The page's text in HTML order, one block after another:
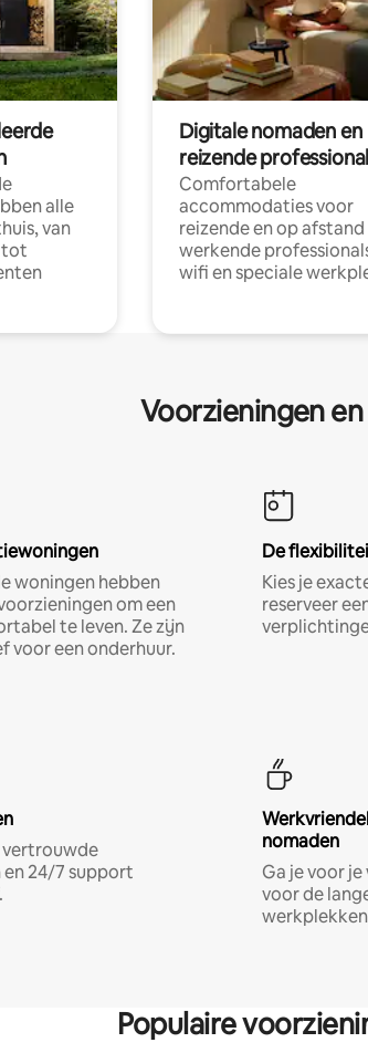
alle
van
tot
Digitale nomaden en
reizende
Comfortabele
accommodaties voor
reizende en op afstand
werkende
wifi en speciale
Voorzieningen
woningen hebben
om een
te leven. Ze zijn
een onderhuur.
De
Kies je
reserveer
vertrouwde
24/7 support
nomaden
Ga je voor
voor de
Populaire